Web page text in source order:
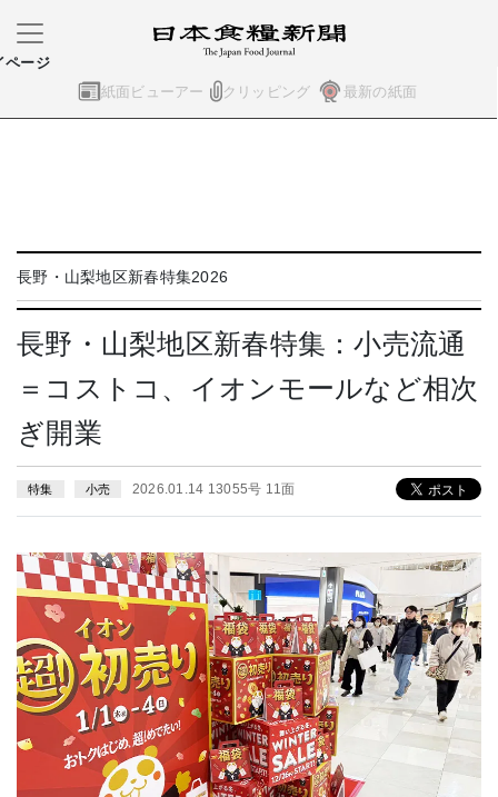
紙面ビューアー クリッピング 最新の紙面
ページ
長野・山梨地区新春特集2026
長野・山梨地区新春特集：小売流通
＝コストコ、イオンモールなど相次
ぎ開業
特集 小売 2026.01.14 13055号 11面